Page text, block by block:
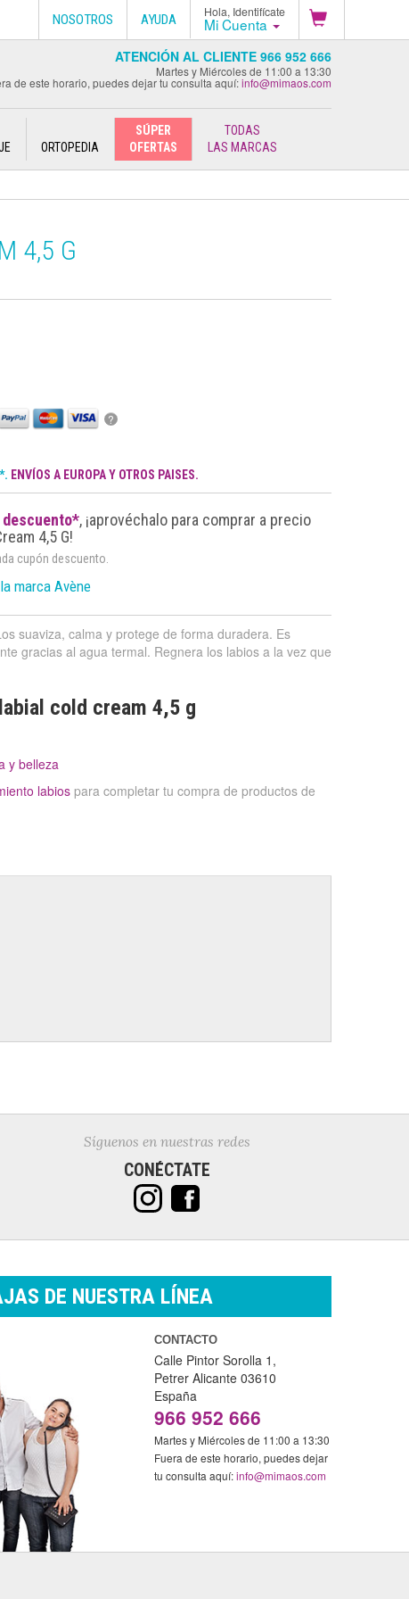
Hola, Identifícate
Mi Cuenta
AYUDA
NOSOTROS
ATENCIÓN AL CLIENTE 966 952 666
Martes y Miércoles de 11:00 a 13:30
de este horario, puedes dejar tu consulta aquí:info@mimaos.com
ORTOPEDIA
SÚPER
OFERTAS
TODAS
LAS MARCAS
4,5 G
?
ENVÍOS A EUROPA Y OTROS PAISES.
descuento*, ¡aprovéchalo para comprar a precio
4,5 G!
cupón descuento.
marca Avène
suaviza, calma y protege de forma duradera. Es
gracias al agua termal. Regnera los labios a la vez que
cold cream 4,5 g
y belleza
labios para completar tu compra de productos de
Síguenos en nuestras redes
CONÉCTATE
DE NUESTRA LÍNEA
CONTACTO
Calle Pintor Sorolla 1,
Petrer Alicante 03610
España
966 952 666
Martes y Miércoles de 11:00 a 13:30
Fuera de este horario, puedes dejar
tu consulta aquí:info@mimaos.com